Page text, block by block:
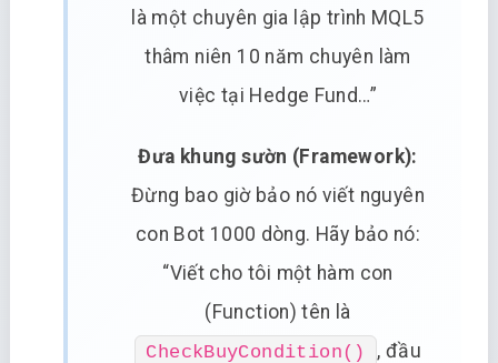
là một chuyên gia lập trình MQL5
thâm niên 10 năm chuyên làm
việc tại Hedge Fund…”
Đưa khung sườn (Framework):
Đừng bao giờ bảo nó viết nguyên
con Bot 1000 dòng. Hãy bảo nó:
“Viết cho tôi một hàm con
(Function) tên là
CheckBuyCondition()
, đầu